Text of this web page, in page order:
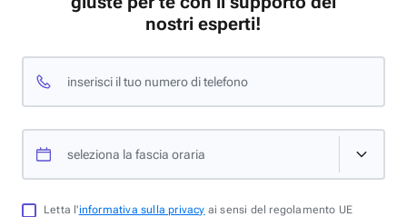
nostri esperti!
inserisci il tuo numero di telefono
seleziona la fascia oraria
Letta l'informativa sulla privacy ai sensi del regolamento UE